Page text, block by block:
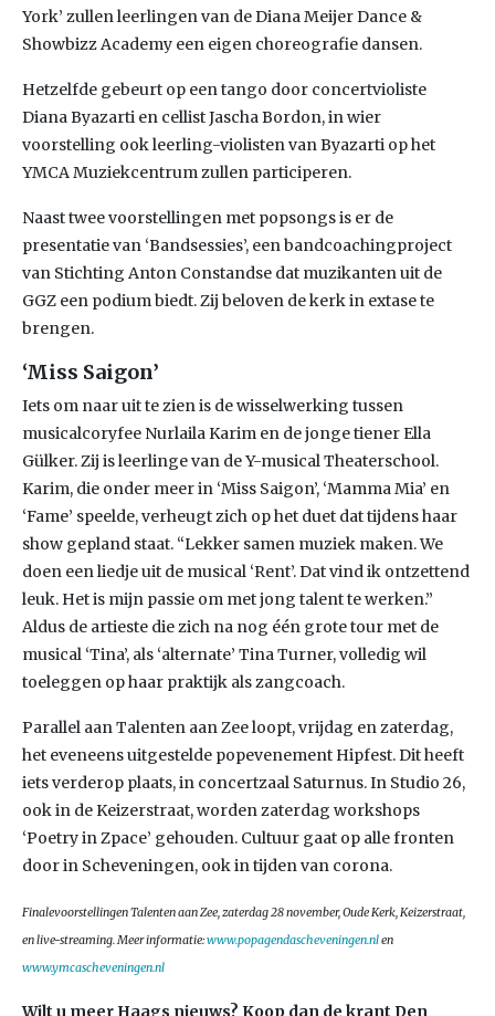
York’ zullen leerlingen van de Diana Meijer Dance &
Showbizz Academy een eigen choreografie dansen.
Hetzelfde gebeurt op een tango door concertvioliste
Diana Byazarti en cellist Jascha Bordon, in wier
voorstelling ook leerling-violisten van Byazarti op het
YMCA Muziekcentrum zullen participeren.
Naast twee voorstellingen met popsongs is er de
presentatie van ‘Bandsessies’, een bandcoachingproject
van Stichting Anton Constandse dat muzikanten uit de
GGZ een podium biedt. Zij beloven de kerk in extase te
brengen.
‘Miss Saigon’
Iets om naar uit te zien is de wisselwerking tussen
musicalcoryfee Nurlaila Karim en de jonge tiener Ella
Gülker. Zij is leerlinge van de Y-musical Theaterschool.
Karim, die onder meer in ‘Miss Saigon’, ‘Mamma Mia’ en
‘Fame’ speelde, verheugt zich op het duet dat tijdens haar
show gepland staat. “Lekker samen muziek maken. We
doen een liedje uit de musical ‘Rent’. Dat vind ik ontzettend
leuk. Het is mijn passie om met jong talent te werken.”
Aldus de artieste die zich na nog één grote tour met de
musical ‘Tina’, als ‘alternate’ Tina Turner, volledig wil
toeleggen op haar praktijk als zangcoach.
Parallel aan Talenten aan Zee loopt, vrijdag en zaterdag,
het eveneens uitgestelde popevenement Hipfest. Dit heeft
iets verderop plaats, in concertzaal Saturnus. In Studio 26,
ook in de Keizerstraat, worden zaterdag workshops
‘Poetry in Zpace’ gehouden. Cultuur gaat op alle fronten
door in Scheveningen, ook in tijden van corona.
Finalevoorstellingen Talenten aan Zee, zaterdag 28 november, Oude Kerk, Keizerstraat,
en live-streaming. Meer informatie:www.popagendascheveningen.nlen
www.ymcascheveningen.nl
Wilt u meer Haags nieuws? Koop dan de krant Den